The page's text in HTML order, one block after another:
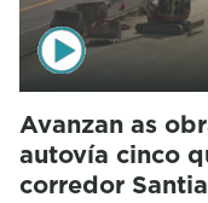
Avanzan as
autovía cinco
corredor